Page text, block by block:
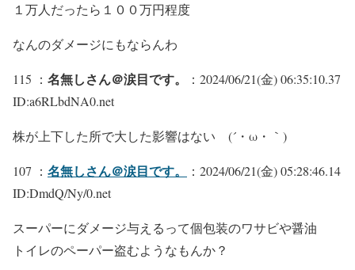
１万人だったら１００万円程度
なんのダメージにもならんわ
115 ： 名無しさん＠涙目です。
：2024/06/21(金) 06:35:10.37
ID:a6RLbdNA0.net
株が上下した所で大した影響はない (´・ω・｀)
107 ： 名無しさん＠涙目です。
：2024/06/21(金) 05:28:46.14
ID:DmdQ/Ny/0.net
スーパーにダメージ与えるって個包装のワサビや醤油
トイレのペーパー盗むようなもんか？